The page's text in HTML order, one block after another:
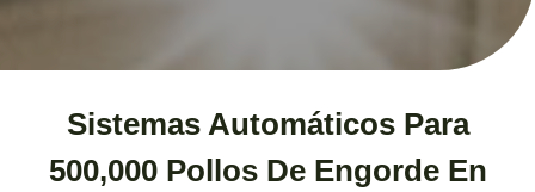
Sistemas Automáticos Para
500,000 Pollos De Engorde En